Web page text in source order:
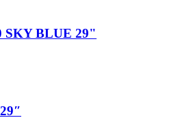
SKY BLUE 29"